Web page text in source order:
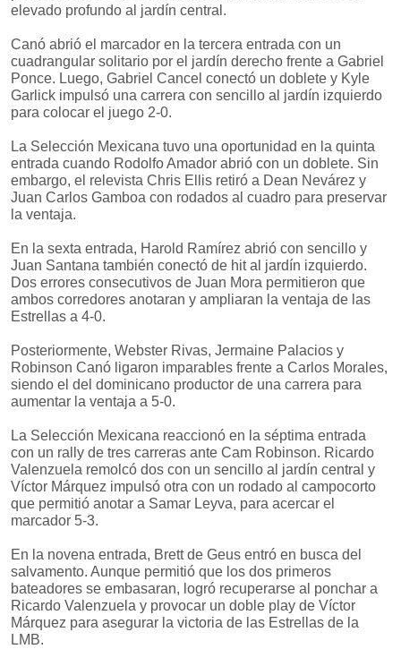
elevado profundo al jardín central.
Canó abrió el marcador en la tercera entrada con un
cuadrangular solitario por el jardín derecho frente a Gabriel
Ponce. Luego, Gabriel Cancel conectó un doblete y Kyle
Garlick impulsó una carrera con sencillo al jardín izquierdo
para colocar el juego 2-0.
La Selección Mexicana tuvo una oportunidad en la quinta
entrada cuando Rodolfo Amador abrió con un doblete. Sin
embargo, el relevista Chris Ellis retiró a Dean Nevárez y
Juan Carlos Gamboa con rodados al cuadro para preservar
la ventaja.
En la sexta entrada, Harold Ramírez abrió con sencillo y
Juan Santana también conectó de hit al jardín izquierdo.
Dos errores consecutivos de Juan Mora permitieron que
ambos corredores anotaran y ampliaran la ventaja de las
Estrellas a 4-0.
Posteriormente, Webster Rivas, Jermaine Palacios y
Robinson Canó ligaron imparables frente a Carlos Morales,
siendo el del dominicano productor de una carrera para
aumentar la ventaja a 5-0.
La Selección Mexicana reaccionó en la séptima entrada
con un rally de tres carreras ante Cam Robinson. Ricardo
Valenzuela remolcó dos con un sencillo al jardín central y
Víctor Márquez impulsó otra con un rodado al campocorto
que permitió anotar a Samar Leyva, para acercar el
marcador 5-3.
En la novena entrada, Brett de Geus entró en busca del
salvamento. Aunque permitió que los dos primeros
bateadores se embasaran, logró recuperarse al ponchar a
Ricardo Valenzuela y provocar un doble play de Víctor
Márquez para asegurar la victoria de las Estrellas de la
LMB.